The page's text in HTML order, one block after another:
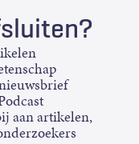
aan artikelen,